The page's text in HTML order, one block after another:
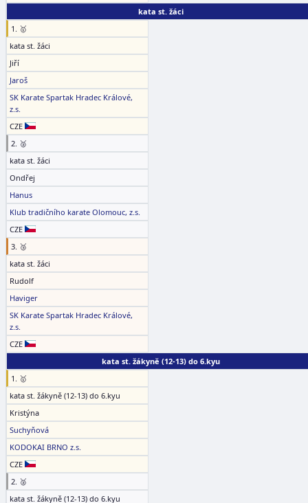
kata st. žáci
1. 🥇
kata st. žáci
Jiří
Jaroš
SK Karate Spartak Hradec Králové,
z.s.
CZE
2. 🥈
kata st. žáci
Ondřej
Hanus
Klub tradičního karate Olomouc, z.s.
CZE
3. 🥉
kata st. žáci
Rudolf
Haviger
SK Karate Spartak Hradec Králové,
z.s.
CZE
kata st. žákyně (12-13) do 6.kyu
1. 🥇
kata st. žákyně (12-13) do 6.kyu
Kristýna
Suchyňová
KODOKAI BRNO z.s.
CZE
2. 🥈
kata st. žákyně (12-13) do 6.kyu